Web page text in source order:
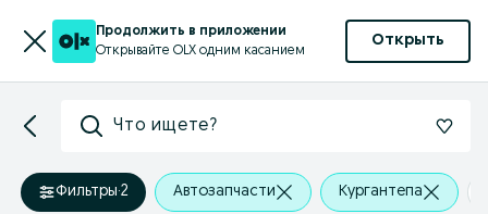
Продолжить в приложении
Открывайте OLX одним касанием
Открыть
Что ищете?
Фильтры·2 Автозапчасти Кургантепа